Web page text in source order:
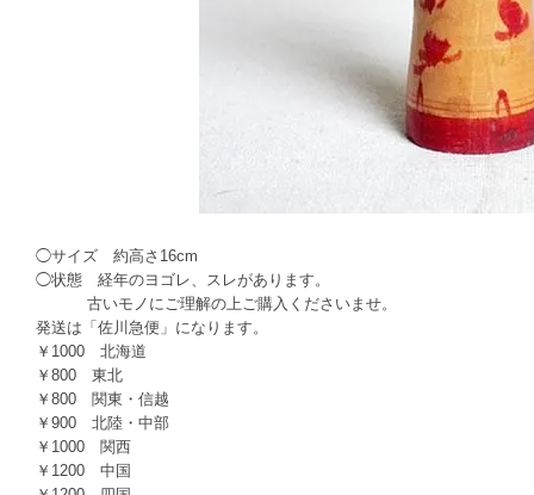
◯サイズ 約高さ16cm
◯状態 経年のヨゴレ、スレがあります。
古いモノにご理解の上ご購入くださいませ。
発送は「佐川急便」になります。
￥1000 北海道
￥800 東北
￥800 関東・信越
￥900 北陸・中部
￥1000 関西
￥1200 中国